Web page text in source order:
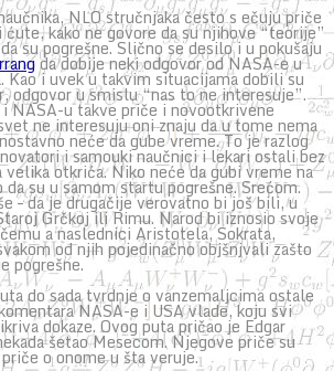
NLO stručnjaka često s ečuju priče
kako ne govore da su njihove “teorije”
su pogrešne. Slično se desilo i u pokušaju
da dobije neki odgovor od NASA-e u
i uvek u takvim situacijama dobili su
odgovor u smislu “nas to ne interesuje”.
i NASA-u takve priče i novootkrivene
ne interesuju oni znaju da u tome nema
neće da gube vreme. To je razlog
i samouki naučnici i lekari ostali bez
velika otkrića. Niko neće da gubi vreme na
su u samom startu pogrešne. Srećom.
– da je drugačije verovatno bi još bili, u
Grčkoj ili Rimu. Narod bi iznosio svoje
a naslednici Aristotela, Sokrata,
od njih pojedinačno objšnjvali zašto
pogrešne.
do sada tvrdnje o vanzemaljcima ostale
NASA-e i USA vlade, koju svi
dokaze. Ovog puta pričao je Edgar
šetao Mesecom. Njegove priče su
o onome u šta veruje.